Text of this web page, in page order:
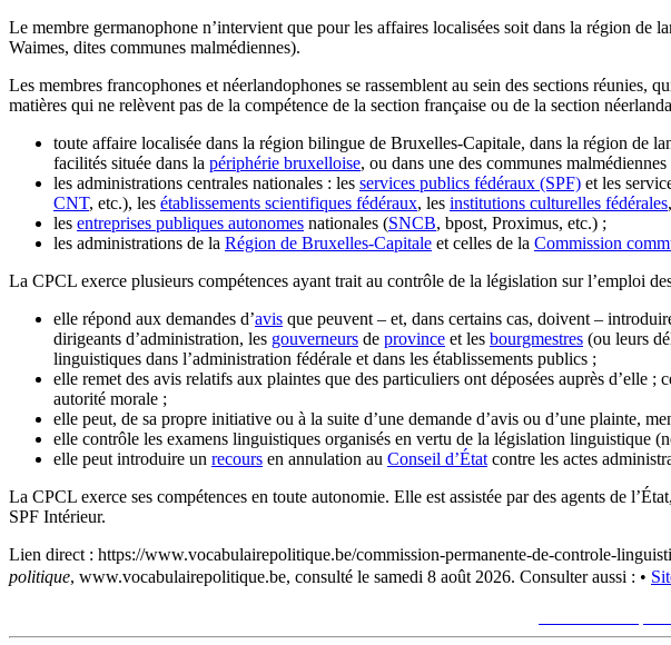
Le membre germanophone n’intervient que pour les affaires localisées soit dans la région
Waimes, dites communes malmédiennes).
Les membres francophones et néerlandophones se rassemblent au sein des sections réunies,
matières qui ne relèvent pas de la compétence de la section française ou de la section
toute affaire localisée dans la région bilingue de Bruxelles-Capitale, dans la région de
facilités située dans la périphérie bruxelloise, ou dans une des communes malmédiennes
les administrations centrales nationales : les services publics fédéraux (SPF) et les
CNT, etc.), les établissements scientifiques fédéraux, les institutions culturelles fédérales
les entreprises publiques autonomes nationales (SNCB, bpost, Proximus, etc.) ;
les administrations de la Région de Bruxelles-Capitale et celles de la Commission
La CPCL exerce plusieurs compétences ayant trait au contrôle de la législation sur l’emploi
elle répond aux demandes d’avis que peuvent – et, dans certains cas, doivent –
dirigeants d’administration, les gouverneurs de province et les bourgmestres (ou leurs
linguistiques dans l’administration fédérale et dans les établissements publics ;
elle remet des avis relatifs aux plaintes que des particuliers ont déposées auprès d’elle ;
autorité morale ;
elle peut, de sa propre initiative ou à la suite d’une demande d’avis ou d’une plainte,
elle contrôle les examens linguistiques organisés en vertu de la législation linguistique
elle peut introduire un recours en annulation au Conseil d’État contre les actes
La CPCL exerce ses compétences en toute autonomie. Elle est assistée par des agents de
SPF Intérieur.
Lien direct : https://www.vocabulairepolitique.be/commission-permanente-de-controle-
politique, www.vocabulairepolitique.be, consulté le samedi 8 août 2026. Consulter aussi : •